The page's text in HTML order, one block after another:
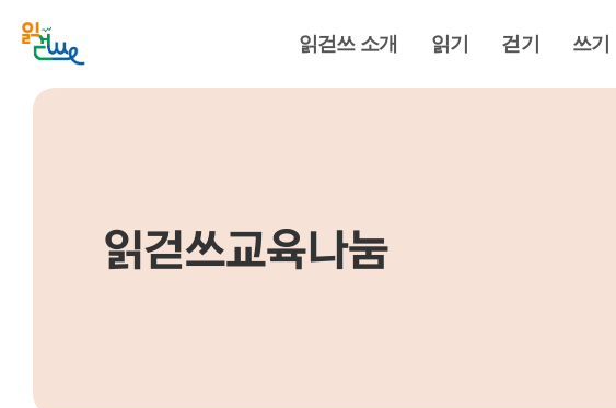
읽걷쓰 소개 읽기 걷기 쓰기
읽걷쓰교육나눔